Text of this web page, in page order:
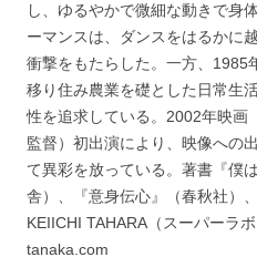
し、ゆるやかで微細な動きで身
ーマンスは、ダンスをはるかに
衝撃をもたらした。一方、1985
移り住み農業を礎とした日常生
性を追求している。2002年映画
監督）初出演により、映像への
て異彩を放っている。著書『僕
舎）、『意身伝心』（春秋社）
KEIICHI TAHARA（スーパーラ
tanaka.com